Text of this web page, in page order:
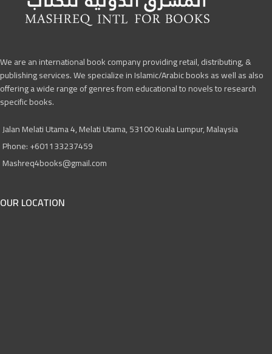
We are an international book company providing retail, distributing, &
publishing services. We specialize in Islamic/Arabic books as well as also
offering a wide range of genres from educational to novels to research
specific books.
Jalan Melati Utama 4, Melati Utama, 53100 Kuala Lumpur, Malaysia
Phone: +601133237459
Mashreq4books@gmail.com
OUR LOCATION